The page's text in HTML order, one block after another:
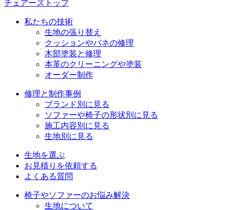
チェアーズトップ
私たちの技術
生地の張り替え
クッションやバネの修理
木部塗装と修理
本革のクリーニングや塗装
オーダー制作
修理と制作事例
ブランド別に見る
ソファーや椅子の形状別に見る
施工内容別に見る
生地別に見る
生地を選ぶ
お見積りを依頼する
よくある質問
椅子やソファーのお悩み解決
生地について